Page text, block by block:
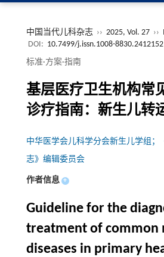
中国当代儿科杂志 ›› 2025, Vol. 27 ››
DOI: 10.7499/j.issn.1008-8830.2412152
标准·方案·指南
基层医疗卫生机构常
诊疗指南：新生儿转
中华医学会儿科学分会新生儿学组；
志》编辑委员会
作者信息 +
Guideline for the
treatment of common
diseases in primary